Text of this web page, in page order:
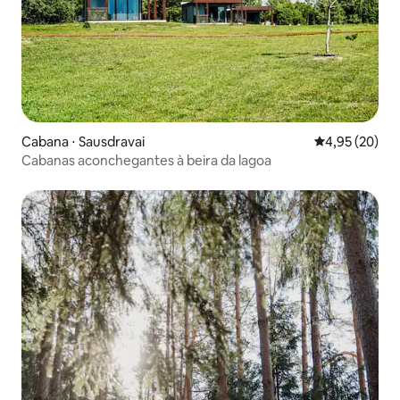
Cabana ⋅ Sausdravai 4,95 de uma
4,95 (20)
Cabanas aconchegantes à beira da lagoa